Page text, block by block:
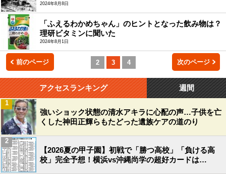
2024年8月8日
「ふえるわかめちゃん」のヒントとなった飲み物は？
理研ビタミンに聞いた
2024年8月1日
前のページ 2 3 4 次のページ
アクセスランキング 週間
強いショック状態の清水アキラに心配の声…子供を亡
くした神田正輝らもたどった遺族ケアの道のり
1
【2026夏の甲子園】初戦で「勝つ高校」「負ける高
校」完全予想！横浜vs沖縄尚学の超好カードは…
2